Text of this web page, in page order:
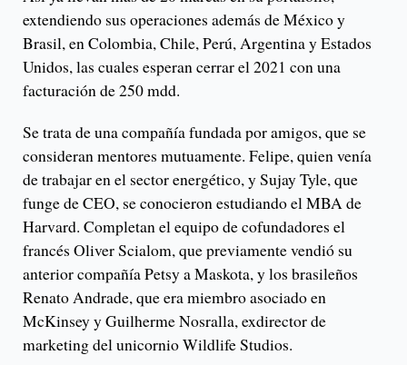
extendiendo sus operaciones además de México y
Brasil, en Colombia, Chile, Perú, Argentina y Estados
Unidos, las cuales esperan cerrar el 2021 con una
facturación de 250 mdd.
Se trata de una compañía fundada por amigos, que se
consideran mentores mutuamente. Felipe, quien venía
de trabajar en el sector energético, y Sujay Tyle, que
funge de CEO, se conocieron estudiando el MBA de
Harvard. Completan el equipo de cofundadores el
francés Oliver Scialom, que previamente vendió su
anterior compañía Petsy a Maskota, y los brasileños
Renato Andrade, que era miembro asociado en
McKinsey y Guilherme Nosralla, exdirector de
marketing del unicornio Wildlife Studios.